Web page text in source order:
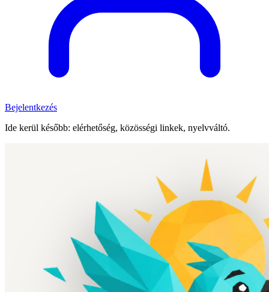
Bejelentkezés
Ide kerül később: elérhetőség, közösségi linkek, nyelvváltó.